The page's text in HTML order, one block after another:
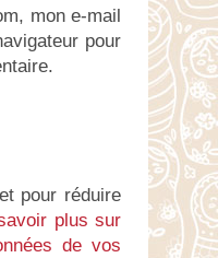
mon e-mail
pour
pour réduire
plus sur
de vos